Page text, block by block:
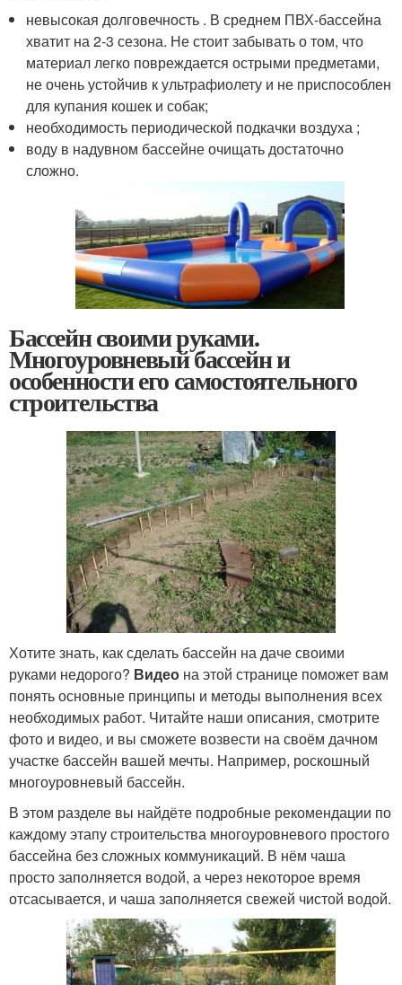
невысокая долговечность . В среднем ПВХ-бассейна
хватит на 2-3 сезона. Не стоит забывать о том, что
материал легко повреждается острыми предметами,
не очень устойчив к ультрафиолету и не приспособлен
для купания кошек и собак;
необходимость периодической подкачки воздуха ;
воду в надувном бассейне очищать достаточно
сложно.
Бассейн своими руками.
Многоуровневый бассейн и
особенности его самостоятельного
строительства
Хотите знать, как сделать бассейн на даче своими
руками недорого? Видео на этой странице поможет вам
понять основные принципы и методы выполнения всех
необходимых работ. Читайте наши описания, смотрите
фото и видео, и вы сможете возвести на своём дачном
участке бассейн вашей мечты. Например, роскошный
многоуровневый бассейн.
В этом разделе вы найдёте подробные рекомендации по
каждому этапу строительства многоуровневого простого
бассейна без сложных коммуникаций. В нём чаша
просто заполняется водой, а через некоторое время
отсасывается, и чаша заполняется свежей чистой водой.